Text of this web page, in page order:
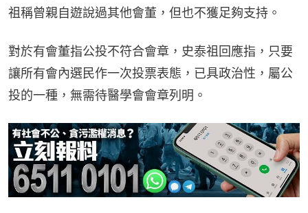
祖稱曾親自遊說過其他會董，但也不獲足夠支持。
對於有會董指公投不符合會章，史泰祖回應指，只要
讓所有會內選民作一次投票表態，已具政治性，屬公
投的一種，無需待醫學會會章列明。